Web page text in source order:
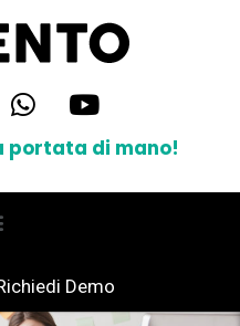
portata di mano!
Demo